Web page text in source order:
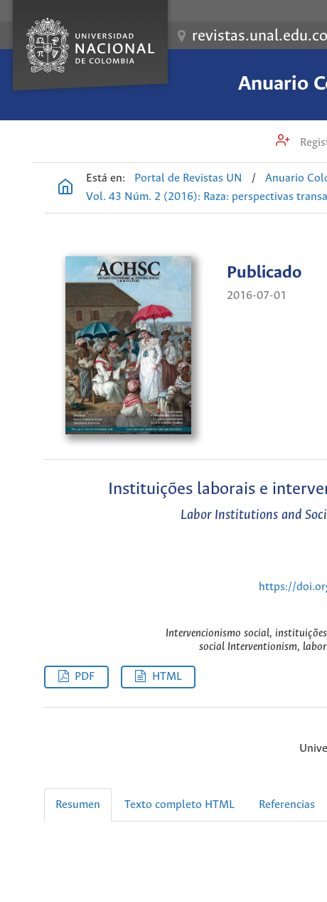
revistas.unal.edu.co
Anuario
Está en: Portal de Revistas UN / Anuario
Vol. 43 Núm. 2 (2016): Raza: perspectivas
Publicado
2016-07-01
Instituições laborais e
Labor Institutions and
https://
Intervencionismo social,
social Interventionism,
PDF HTML
Resumen Texto completo HTML Referencias